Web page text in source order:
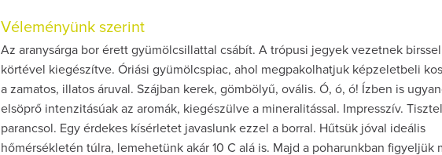
Véleményünk szerint
Az aranysárga bor érett gyümölcsillattal csábít. A trópusi jegyek vezetnek
körtével kiegészítve. Óriási gyümölcspiac, ahol megpakolhatjuk képzeletbeli
a zamatos, illatos áruval. Szájban kerek, gömbölyű, ovális. Ó, ó, ó! Ízben is
elsöprő intenzitásúak az aromák, kiegészülve a mineralitással. Impresszív.
parancsol. Egy érdekes kísérletet javaslunk ezzel a borral. Hűtsük jóval ideális
hőmérsékletén túlra, lemehetünk akár 10 C alá is. Majd a poharunkban figyeljük